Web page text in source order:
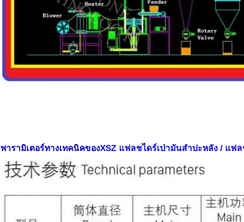
พารามิเตอร์ทางเทคนิคของXSZ แฟลชไดร์เป่ามันสำปะหลัง / แฟ